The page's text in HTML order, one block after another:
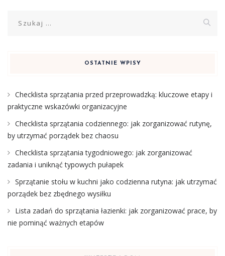
OSTATNIE WPISY
Checklista sprzątania przed przeprowadzką: kluczowe etapy i
praktyczne wskazówki organizacyjne
Checklista sprzątania codziennego: jak zorganizować rutynę,
by utrzymać porządek bez chaosu
Checklista sprzątania tygodniowego: jak zorganizować
zadania i uniknąć typowych pułapek
Sprzątanie stołu w kuchni jako codzienna rutyna: jak utrzymać
porządek bez zbędnego wysiłku
Lista zadań do sprzątania łazienki: jak zorganizować prace, by
nie pominąć ważnych etapów